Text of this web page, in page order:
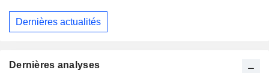
Dernières actualités
Dernières analyses